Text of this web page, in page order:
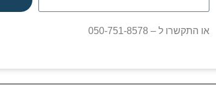
או התקשרו ל – 050-751-8578